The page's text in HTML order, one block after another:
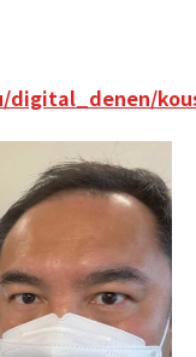
digital_denen/